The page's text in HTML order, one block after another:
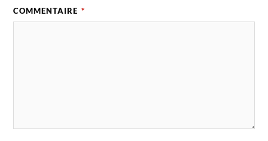
COMMENTAIRE *